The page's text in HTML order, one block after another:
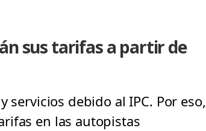
sus tarifas a partir de
debido al IPC. Por eso,
en las autopistas